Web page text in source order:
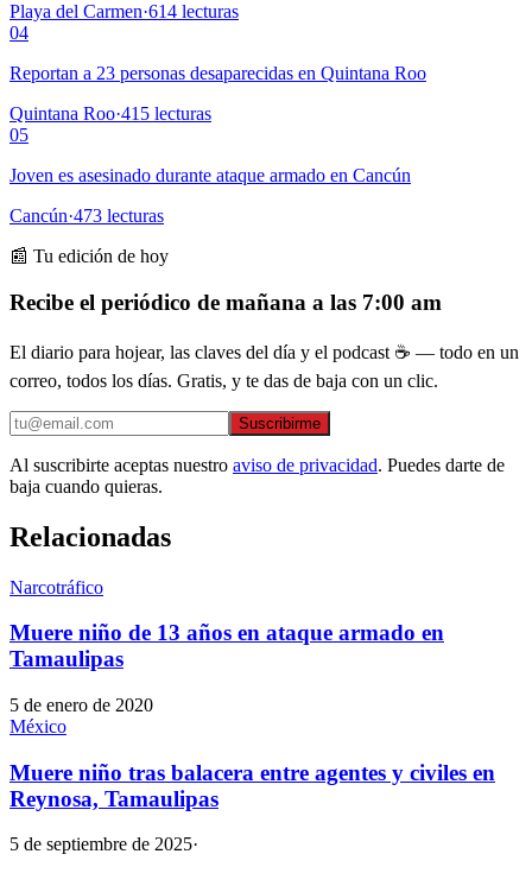
Playa del Carmen·614 lecturas
04
Reportan a 23 personas desaparecidas en Quintana Roo
Quintana Roo·415 lecturas
05
Joven es asesinado durante ataque armado en Cancún
Cancún·473 lecturas
📰 Tu edición de hoy
Recibe el periódico de mañana a las 7:00 am
El diario para hojear, las claves del día y el podcast ☕ — todo en un
correo, todos los días. Gratis, y te das de baja con un clic.
Suscribirme
Al suscribirte aceptas nuestro aviso de privacidad. Puedes darte de
baja cuando quieras.
Relacionadas
Narcotráfico
Muere niño de 13 años en ataque armado en
Tamaulipas
5 de enero de 2020
México
Muere niño tras balacera entre agentes y civiles en
Reynosa, Tamaulipas
5 de septiembre de 2025·